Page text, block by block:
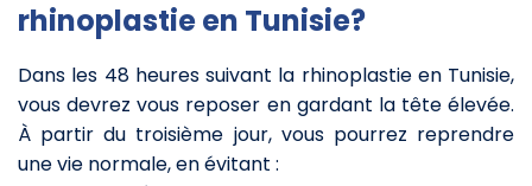
rhinoplastie en Tunisie?
Dans les 48 heures suivant la rhinoplastie en Tunisie,
vous devrez vous reposer en gardant la tête élevée.
À partir du troisième jour, vous pourrez reprendre
une vie normale, en évitant :